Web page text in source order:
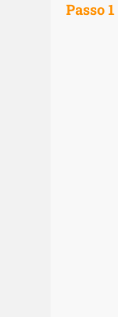
Passo 1